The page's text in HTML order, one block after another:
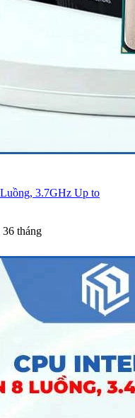
3.7GHz Up to
tháng